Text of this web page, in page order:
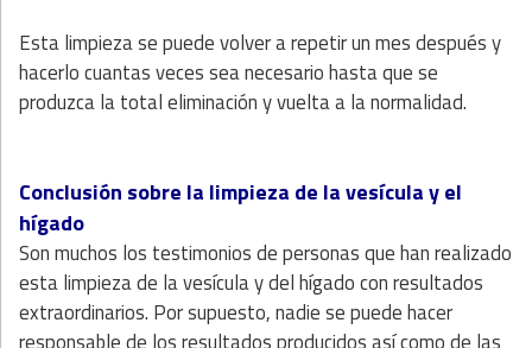
Esta limpieza se puede volver a repetir un mes después y
hacerlo cuantas veces sea necesario hasta que se
produzca la total eliminación y vuelta a la normalidad.
Conclusión sobre la limpieza de la vesícula y el
hígado
Son muchos los testimonios de personas que han realizado
esta limpieza de la vesícula y del hígado con resultados
extraordinarios. Por supuesto, nadie se puede hacer